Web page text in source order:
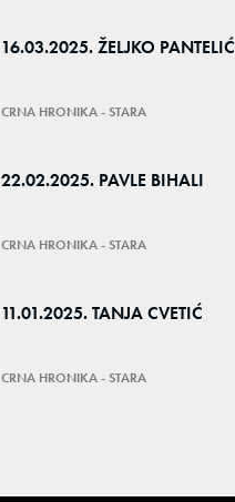
16.03.2025. ŽELJKO PANTELIĆ
CRNA HRONIKA - STARA
22.02.2025. PAVLE BIHALI
CRNA HRONIKA - STARA
11.01.2025. TANJA CVETIĆ
CRNA HRONIKA - STARA